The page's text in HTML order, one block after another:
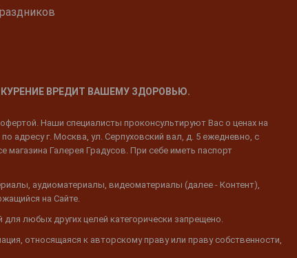
ВРЕДИТ ВАШЕМУ ЗДОРОВЬЮ.
Наши специалисты проконсультируют Вас о ценах на
адресу г. Москва, ул. Серпуховский вал, д. 5 ежедневно, с
магазина Галерея Градусов. При себе иметь паспорт
аудиоматериалы, видеоматериалы (далее - Контент),
на Сайте.
любых других целей категорически запрещено.
относящаяся к авторскому праву или праву собственности,